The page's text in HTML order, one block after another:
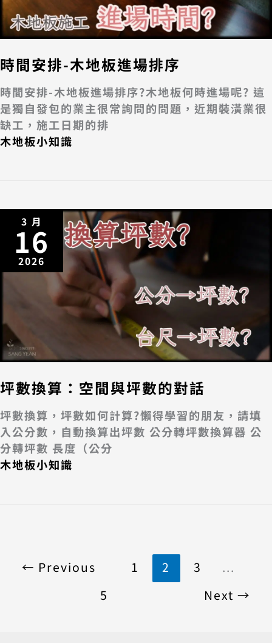
時間安排-木地板進場排序
時間安排-木地板進場排序?木地板何時進場呢? 這
是獨自發包的業主很常詢問的問題，近期裝潢業很
缺工，施工日期的排
木地板小知識
3 月
16
2026
坪數換算：空間與坪數的對話
坪數換算，坪數如何計算?懶得學習的朋友，請填
入公分數，自動換算出坪數 公分轉坪數換算器 公
分轉坪數 長度（公分
木地板小知識
← Previous 1 2 3
...
5
Next →